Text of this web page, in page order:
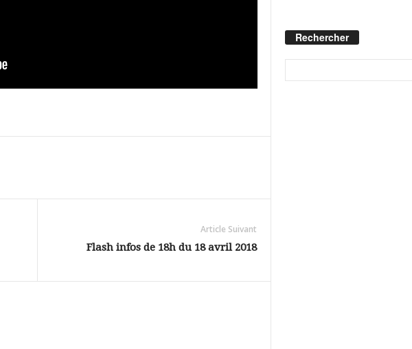
Article Suivant
Flash infos de 18h du 18 avril 2018
Rechercher